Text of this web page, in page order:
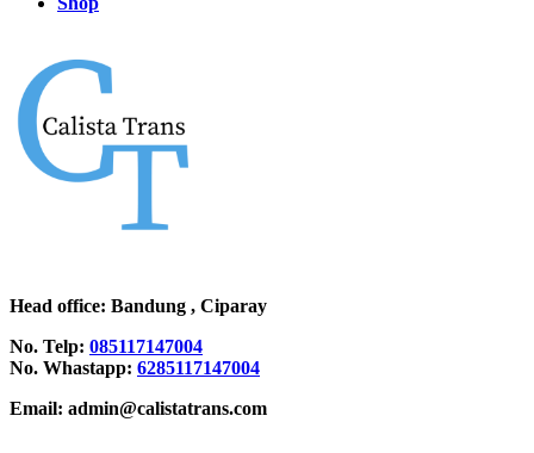
Head office: Bandung , Ciparay
No. Telp: 085117147004
No. Whastapp: 6285117147004
Email: admin@calistatrans.com